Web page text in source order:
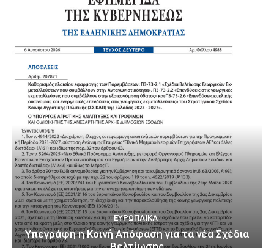
ΕΥΡΩΠΑΪΚΆ
Υπεγράφη η Κοινή Απόφαση για τα νέα Σχέδια